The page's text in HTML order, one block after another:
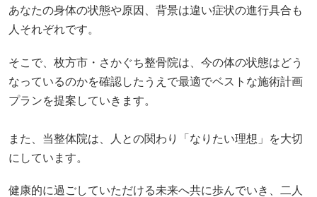
あなたの身体の状態や原因、背景は違い症状の進行具合も
人それぞれです。
そこで、枚方市・さかぐち整骨院は、今の体の状態はどう
なっているのかを確認したうえで最適でベストな施術計画
プランを提案していきます。
また、当整体院は、人との関わり「なりたい理想」を大切
にしています。
健康的に過ごしていただける未来へ共に歩んでいき、二人